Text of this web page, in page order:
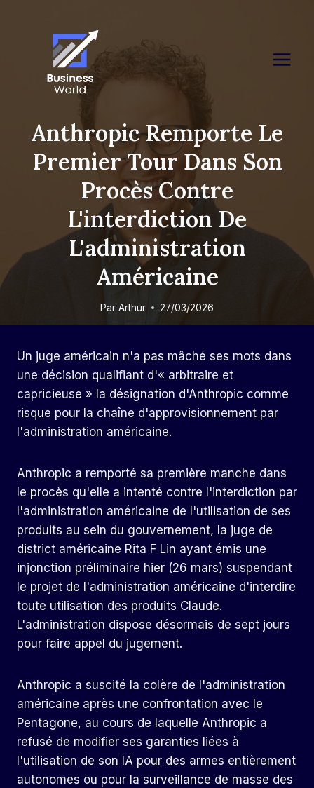
Anthropic Remporte Le
Premier Tour Dans Son
Procès Contre
L'interdiction De
L'administration
Américaine
Par Arthur 27/03/2026
Un juge américain n'a pas mâché ses mots dans
une décision qualifiant d'« arbitraire et
capricieuse » la désignation d'Anthropic comme
risque pour la chaîne d'approvisionnement par
l'administration américaine.
Anthropic a remporté sa première manche dans
le procès qu'elle a intenté contre l'interdiction par
l'administration américaine de l'utilisation de ses
produits au sein du gouvernement, la juge de
district américaine Rita F Lin ayant émis une
injonction préliminaire hier (26 mars) suspendant
le projet de l'administration américaine d'interdire
toute utilisation des produits Claude.
L'administration dispose désormais de sept jours
pour faire appel du jugement.
Anthropic a suscité la colère de l'administration
américaine après une confrontation avec le
Pentagone, au cours de laquelle Anthropic a
refusé de modifier ses garanties liées à
l'utilisation de son IA pour des armes entièrement
autonomes ou pour la surveillance de masse des